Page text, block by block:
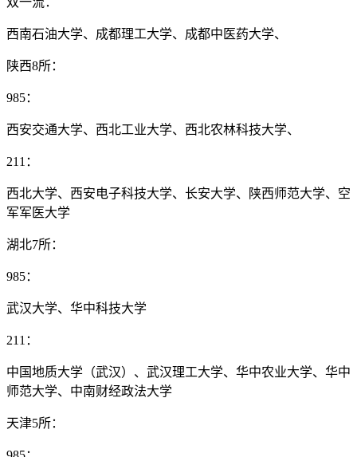
西南石油大学、成都理工大学、成都中医药大学、
陕西8所：
985：
西安交通大学、西北工业大学、西北农林科技大学、
211：
西北大学、西安电子科技大学、长安大学、陕西师范大学、空
军军医大学
湖北7所：
985：
武汉大学、华中科技大学
211：
中国地质大学（武汉）、武汉理工大学、华中农业大学、华中
师范大学、中南财经政法大学
天津5所：